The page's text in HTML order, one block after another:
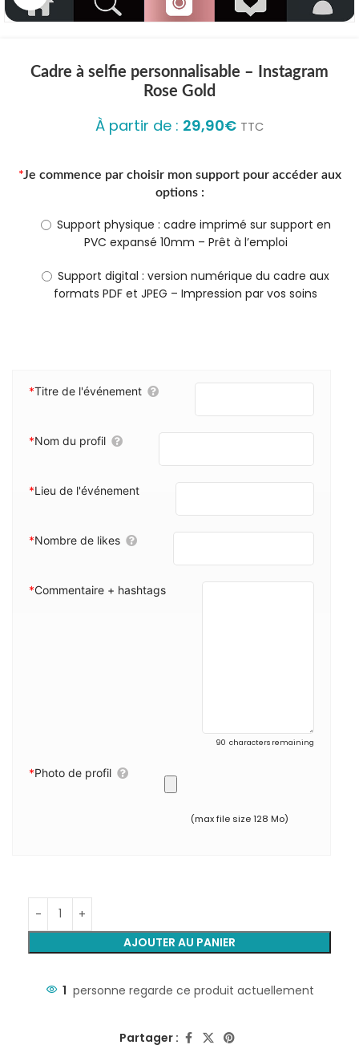
Cadre à selfie personnalisable – Instagram
Rose Gold
À partir de : 29,90€ TTC
*Je commence par choisir mon support pour accéder aux
options :
Support physique : cadre imprimé sur support en
PVC expansé 10mm – Prêt à l’emploi
Support digital : version numérique du cadre aux
formats PDF et JPEG – Impression par vos soins
*Titre de l'événement
*Nom du profil
*Lieu de l'événement
*Nombre de likes
*Commentaire + hashtags
90 characters remaining
*Photo de profil
(max file size 128 Mo)
AJOUTER AU PANIER
1 personne regarde ce produit actuellement
Partager :